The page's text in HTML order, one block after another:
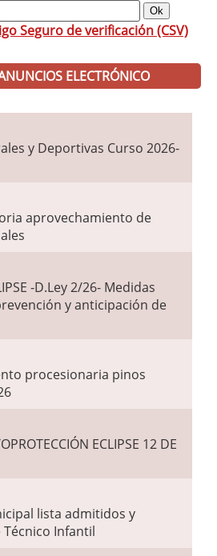
Seguro de verificación (CSV)
ELECTRÓNICO
y Deportivas Curso 2026-
aprovechamiento de
-D.Ley 2/26- Medidas
y anticipación de
procesionaria pinos
ECLIPSE 12 DE
lista admitidos y
Técnico Infantil